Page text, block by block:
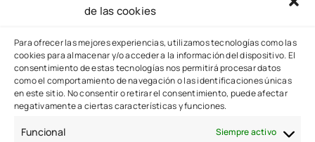
de las cookies
Para ofrecer las mejores experiencias, utilizamos tecnologías como las
cookies para almacenar y/o acceder a la información del dispositivo. El
consentimiento de estas tecnologías nos permitirá procesar datos
como el comportamiento de navegación o las identificaciones únicas
en este sitio. No consentir o retirar el consentimiento, puede afectar
negativamente a ciertas características y funciones.
Funcional Siempre activo
Toggle
Navigation
EMPRESA